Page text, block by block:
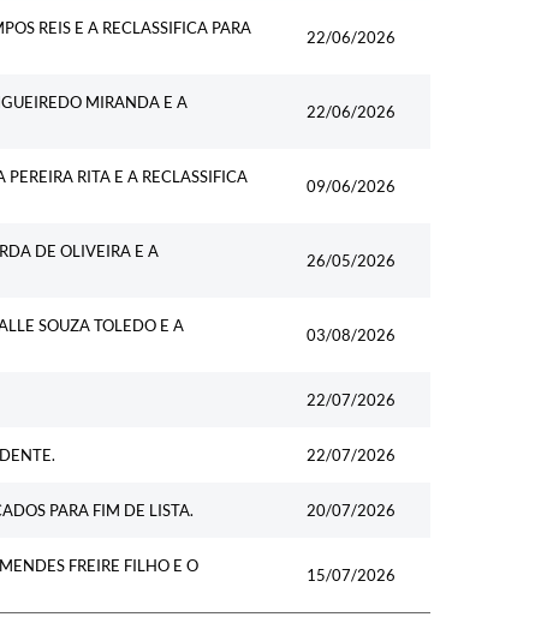
REIS E A RECLASSIFICA PARA
22/06/2026
MIRANDA E A
22/06/2026
RITA E A RECLASSIFICA
09/06/2026
DE OLIVEIRA E A
26/05/2026
SOUZA TOLEDO E A
03/08/2026
22/07/2026
22/07/2026
PARA FIM DE LISTA. 20/07/2026
FREIRE FILHO E O
15/07/2026